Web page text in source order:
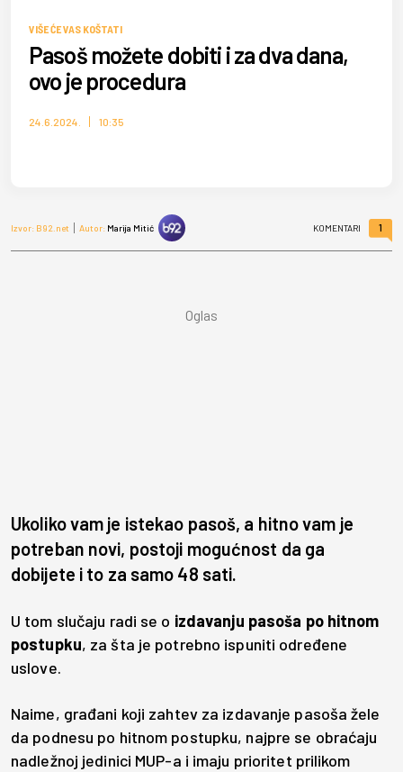
VIŠE ĆE VAS KOŠTATI
Pasoš možete dobiti i za dva dana,
ovo je procedura
24.6.2024. 10:35
Izvor: B92.net Autor: Marija Mitić KOMENTARI 1
Ukoliko vam je istekao pasoš, a hitno vam je
potreban novi, postoji mogućnost da ga
dobijete i to za samo 48 sati.
U tom slučaju radi se o izdavanju pasoša po hitnom
postupku, za šta je potrebno ispuniti određene
uslove.
Naime, građani koji zahtev za izdavanje pasoša žele
da podnesu po hitnom postupku, najpre se obraćaju
nadležnoj jedinici MUP-a i imaju prioritet prilikom